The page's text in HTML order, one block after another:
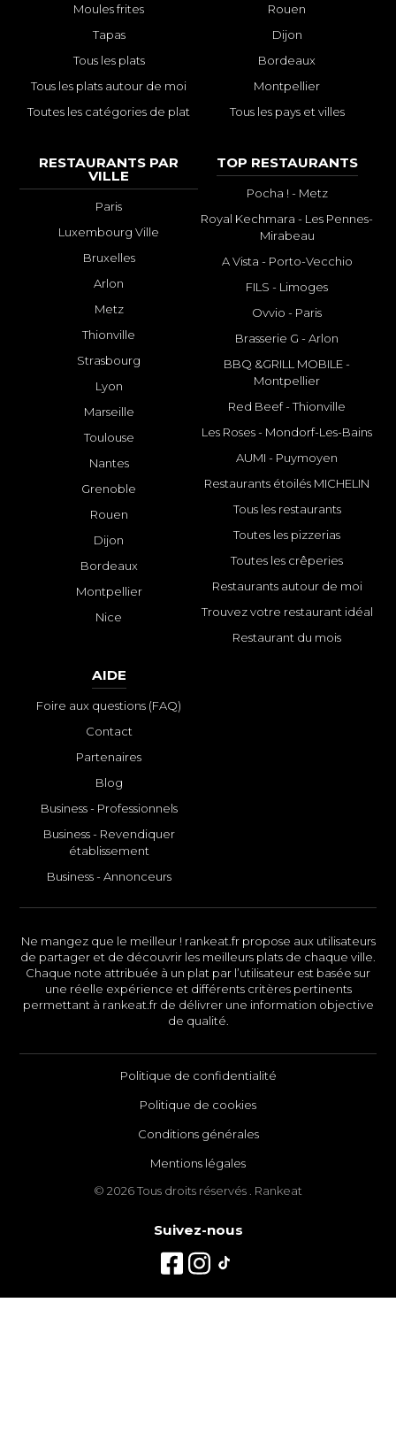
Moules frites
Tapas
Tous les plats
Tous les plats autour de moi
Toutes les catégories de plat
Rouen
Dijon
Bordeaux
Montpellier
Tous les pays et villes
RESTAURANTS PAR
VILLE
Paris
Luxembourg Ville
Bruxelles
Arlon
Metz
Thionville
Strasbourg
Lyon
Marseille
Toulouse
Nantes
Grenoble
Rouen
Dijon
Bordeaux
Montpellier
Nice
TOP RESTAURANTS
Pocha ! - Metz
Royal Kechmara - Les Pennes-
Mirabeau
A Vista - Porto-Vecchio
FILS - Limoges
Ovvio - Paris
Brasserie G - Arlon
BBQ &GRILL MOBILE -
Montpellier
Red Beef - Thionville
Les Roses - Mondorf-Les-Bains
AUMI - Puymoyen
Restaurants étoilés MICHELIN
Tous les restaurants
Toutes les pizzerias
Toutes les crêperies
Restaurants autour de moi
Trouvez votre restaurant idéal
Restaurant du mois
AIDE
Foire aux questions (FAQ)
Contact
Partenaires
Blog
Business - Professionnels
Business - Revendiquer
établissement
Business - Annonceurs
Ne mangez que le meilleur ! rankeat.fr propose aux utilisateurs
de partager et de découvrir les meilleurs plats de chaque ville.
Chaque note attribuée à un plat par l’utilisateur est basée sur
une réelle expérience et différents critères pertinents
permettant à rankeat.fr de délivrer une information objective
de qualité.
Politique de confidentialité
Politique de cookies
Conditions générales
Mentions légales
© 2026 Tous droits réservés . Rankeat
Suivez-nous